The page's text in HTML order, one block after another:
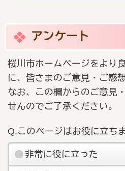
アンケート
桜川市ホームページをより
に、皆さまのご意見・ご感
なお、この欄からのご意見
せんのでご了承ください。
Q.このページはお役に立ち
非常に役に立った